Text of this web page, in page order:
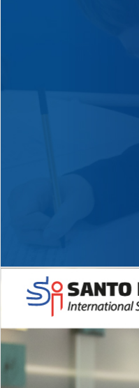
Novidades 2026 High
Inglês